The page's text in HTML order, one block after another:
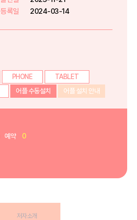
등록일
2024-03-14
PHONE
TABLET
어플 수동설치 어플 설치 안내
예약 0
저자소개